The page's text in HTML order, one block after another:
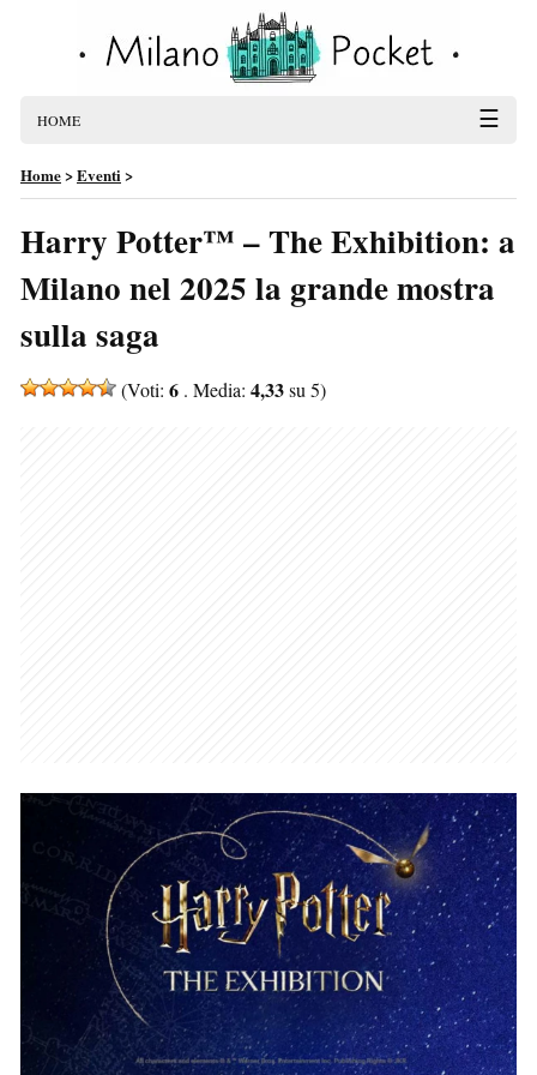
HOME ☰
Home>Eventi>
Harry Potter™ – The Exhibition: a
Milano nel 2025 la grande mostra
sulla saga
(Voti: 6 . Media: 4,33su 5)